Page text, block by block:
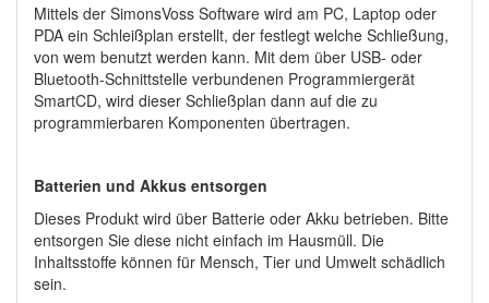
Mittels der SimonsVoss Software wird am PC, Laptop oder
PDA ein Schleißplan erstellt, der festlegt welche Schließung,
von wem benutzt werden kann. Mit dem über USB- oder
Bluetooth-Schnittstelle verbundenen Programmiergerät
SmartCD, wird dieser Schließplan dann auf die zu
programmierbaren Komponenten übertragen.
Batterien und Akkus entsorgen
Dieses Produkt wird über Batterie oder Akku betrieben. Bitte
entsorgen Sie diese nicht einfach im Hausmüll. Die
Inhaltsstoffe können für Mensch, Tier und Umwelt schädlich
sein.